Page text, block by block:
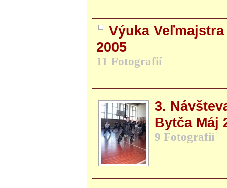
Výuka
2005
11 Fotografií
3.
Bytča Máj
9 Fotografií